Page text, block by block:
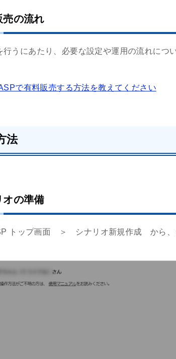
売の流れ
行うにあたり、必要な設定や運用の流れにつ
で有料販売する方法を教えてください
法
オの準備
トップ画面 ＞ シナリオ新規作成 から、